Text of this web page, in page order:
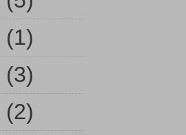
(1)
(3)
(2)